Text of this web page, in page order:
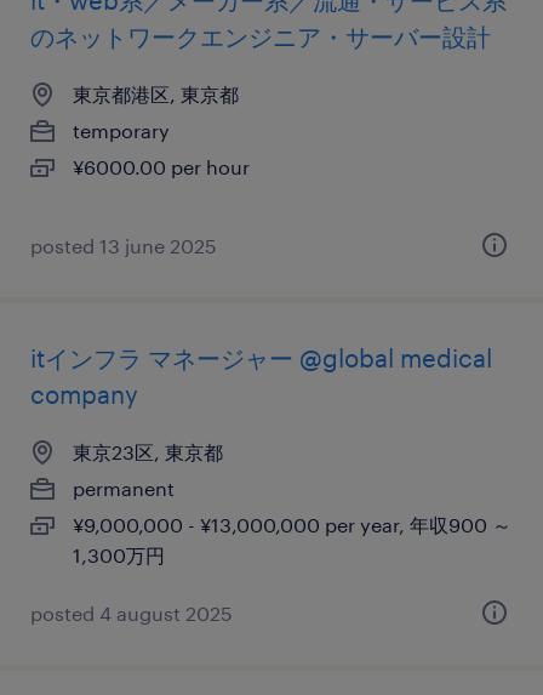
のネットワークエンジニア・サーバー設計
東京都港区, 東京都
temporary
¥6000.00 per hour
posted 13 june 2025
itインフラ マネージャー @global medical
company
東京23区, 東京都
permanent
¥9,000,000 - ¥13,000,000 per year, 年収900 ～
1,300万円
posted 4 august 2025